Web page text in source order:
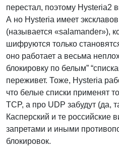
перестал, поэтому Hysteria2
А но Hysteria имеет
(называется «salamander»),
шифруются только
оно работает а весьма
блокировку по белым”
переживет. Тоже, Hysteria
что белые списки применят
TCP, а про UDP забудут (да,
Касперский и те российские
запретами и иными
блокировок.